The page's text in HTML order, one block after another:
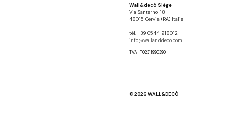
Wall&decò Siège
Via Santerno 18
48015 Cervia (RA) Italie
tél. +39 0544 918012
info@wallanddeco.com
TVA IT02311990390
© 2026 WALL&DECÒ